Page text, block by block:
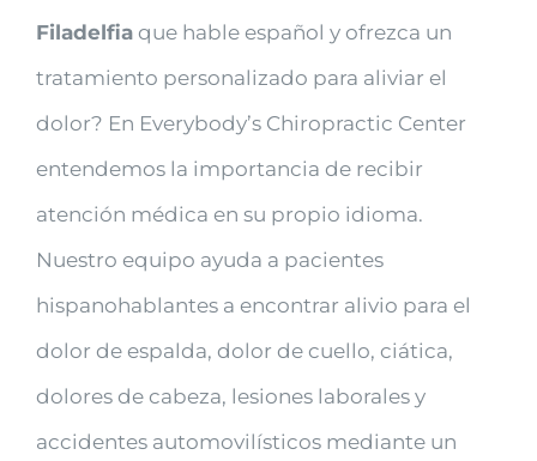
Filadelfia que hable español y ofrezca un
tratamiento personalizado para aliviar el
dolor? En Everybody’s Chiropractic Center
entendemos la importancia de recibir
atención médica en su propio idioma.
Nuestro equipo ayuda a pacientes
hispanohablantes a encontrar alivio para el
dolor de espalda, dolor de cuello, ciática,
dolores de cabeza, lesiones laborales y
accidentes automovilísticos mediante un